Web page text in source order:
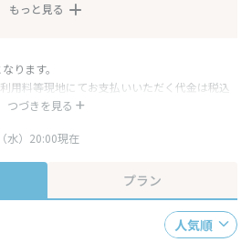
もっと見る
つづきを見る
ります。
用料等現地にてお支払いいただく代金は税込
税に伴い代金が一部変更となる場合がござい
ン内容は一定時間ごとに更新されます。最
水）20:00現在
プラン
人気順